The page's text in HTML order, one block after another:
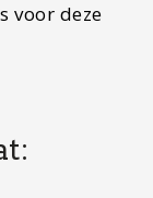
voor deze